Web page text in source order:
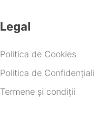
Legal
Politica de Cookies
Politica de
Termene și condiții